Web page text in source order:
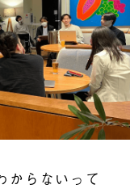
からないって